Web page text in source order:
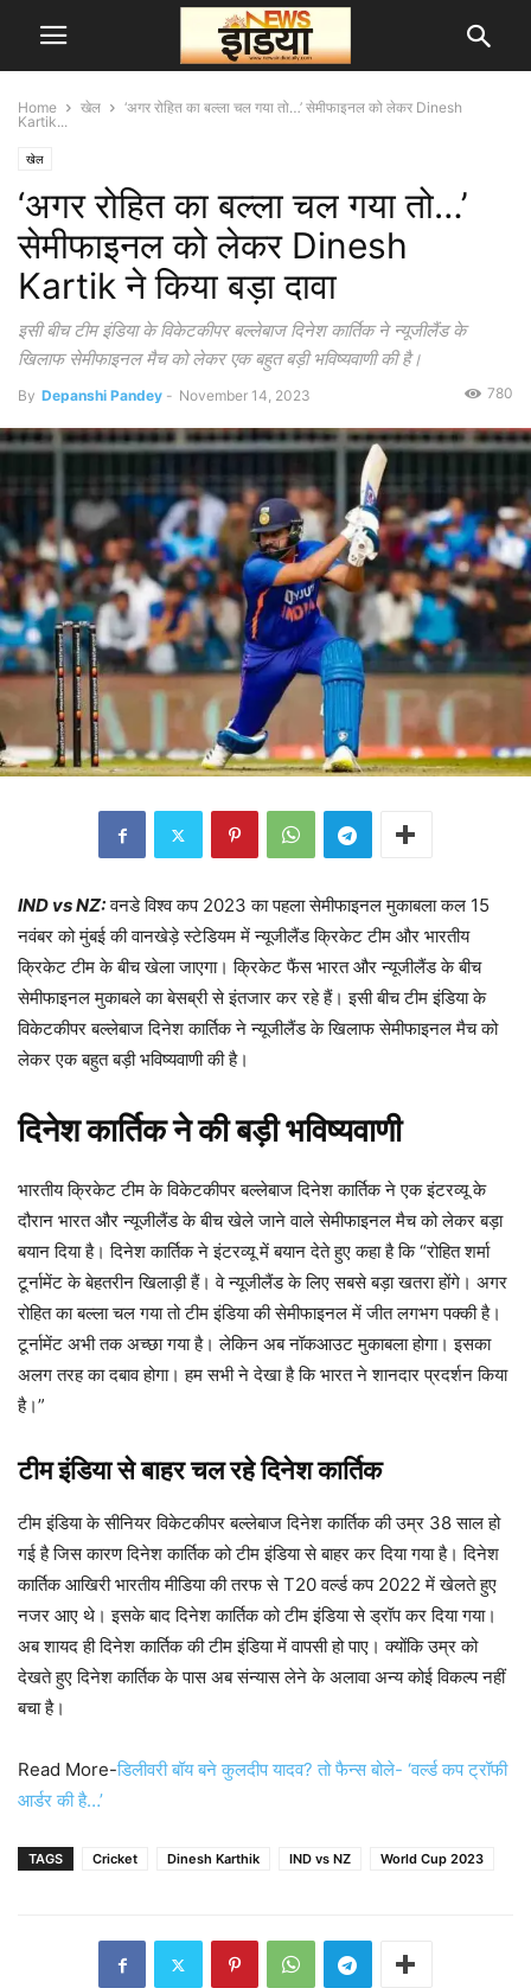
Home खेल
‘अगर रोहित का बल्ला चल गया तो…’ सेमीफाइनल को लेकर Dinesh
Kartik...
खेल
‘अगर रोहित का बल्ला चल गया तो…’
सेमीफाइनल को लेकर Dinesh
Kartik ने किया बड़ा दावा
इसी बीच टीम इंडिया के विकेटकीपर बल्लेबाज दिनेश कार्तिक ने न्यूजीलैंड के
खिलाफ सेमीफाइनल मैच को लेकर एक बहुत बड़ी भविष्यवाणी की है।
By Depanshi Pandey - November 14, 2023 780
IND vs NZ: वनडे विश्व कप 2023 का पहला सेमीफाइनल मुकाबला कल 15
नवंबर को मुंबई की वानखेड़े स्टेडियम में न्यूजीलैंड क्रिकेट टीम और भारतीय
क्रिकेट टीम के बीच खेला जाएगा। क्रिकेट फैंस भारत और न्यूजीलैंड के बीच
सेमीफाइनल मुकाबले का बेसब्री से इंतजार कर रहे हैं। इसी बीच टीम इंडिया के
विकेटकीपर बल्लेबाज दिनेश कार्तिक ने न्यूजीलैंड के खिलाफ सेमीफाइनल मैच को
लेकर एक बहुत बड़ी भविष्यवाणी की है।
दिनेश कार्तिक ने की बड़ी भविष्यवाणी
भारतीय क्रिकेट टीम के विकेटकीपर बल्लेबाज दिनेश कार्तिक ने एक इंटरव्यू के
दौरान भारत और न्यूजीलैंड के बीच खेले जाने वाले सेमीफाइनल मैच को लेकर बड़ा
बयान दिया है। दिनेश कार्तिक ने इंटरव्यू में बयान देते हुए कहा है कि “रोहित शर्मा
टूर्नामेंट के बेहतरीन खिलाड़ी हैं। वे न्यूजीलैंड के लिए सबसे बड़ा खतरा होंगे। अगर
रोहित का बल्ला चल गया तो टीम इंडिया की सेमीफाइनल में जीत लगभग पक्की है।
टूर्नामेंट अभी तक अच्छा गया है। लेकिन अब नॉकआउट मुकाबला होगा। इसका
अलग तरह का दबाव होगा। हम सभी ने देखा है कि भारत ने शानदार प्रदर्शन किया
है।”
टीम इंडिया से बाहर चल रहे दिनेश कार्तिक
टीम इंडिया के सीनियर विकेटकीपर बल्लेबाज दिनेश कार्तिक की उम्र 38 साल हो
गई है जिस कारण दिनेश कार्तिक को टीम इंडिया से बाहर कर दिया गया है। दिनेश
कार्तिक आखिरी भारतीय मीडिया की तरफ से T20 वर्ल्ड कप 2022 में खेलते हुए
नजर आए थे। इसके बाद दिनेश कार्तिक को टीम इंडिया से ड्रॉप कर दिया गया।
अब शायद ही दिनेश कार्तिक की टीम इंडिया में वापसी हो पाए। क्योंकि उम्र को
देखते हुए दिनेश कार्तिक के पास अब संन्यास लेने के अलावा अन्य कोई विकल्प नहीं
बचा है।
Read More-डिलीवरी बॉय बने कुलदीप यादव? तो फैन्स बोले- ‘वर्ल्ड कप ट्रॉफी
आर्डर की है…’
TAGS Cricket Dinesh Karthik IND vs NZ World Cup 2023